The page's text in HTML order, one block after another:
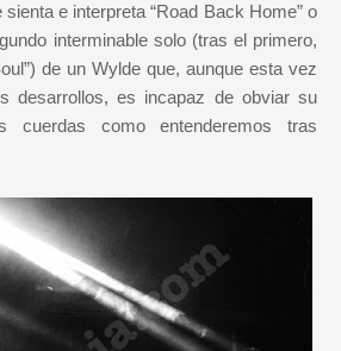
e interpreta “Road Back Home” o
interminable solo (tras el primero,
de un Wylde que, aunque esta vez
desarrollos, es incapaz de obviar su
cuerdas como entenderemos tras